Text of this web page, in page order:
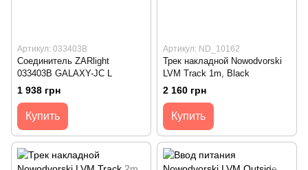
Артикул: 033403B
Соединитель ZARlight
033403B GALAXY-JC L
1 938 грн
Купить
Артикул: ND_10162
Трек накладной Nowodvorski
LVM Track 1m, Black
2 160 грн
Купить